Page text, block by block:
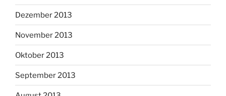
Dezember 2013
November 2013
Oktober 2013
September 2013